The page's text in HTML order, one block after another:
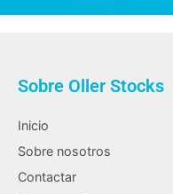
Sobre Oller Stocks
Inicio
Sobre nosotros
Contactar